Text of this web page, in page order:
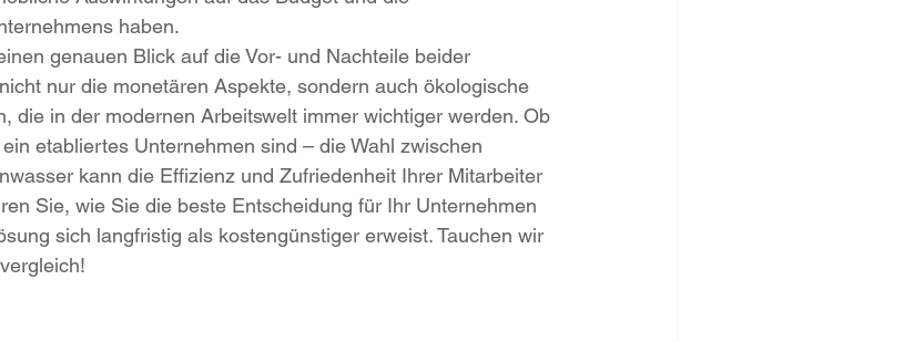
haben.
genauen Blick auf die Vor- und Nachteile beider
nur die monetären Aspekte, sondern auch ökologische
die in der modernen Arbeitswelt immer wichtiger werden. Ob
etabliertes Unternehmen sind – die Wahl zwischen
kann die Effizienz und Zufriedenheit Ihrer Mitarbeiter
Sie, wie Sie die beste Entscheidung für Ihr Unternehmen
sich langfristig als kostengünstiger erweist. Tauchen wir